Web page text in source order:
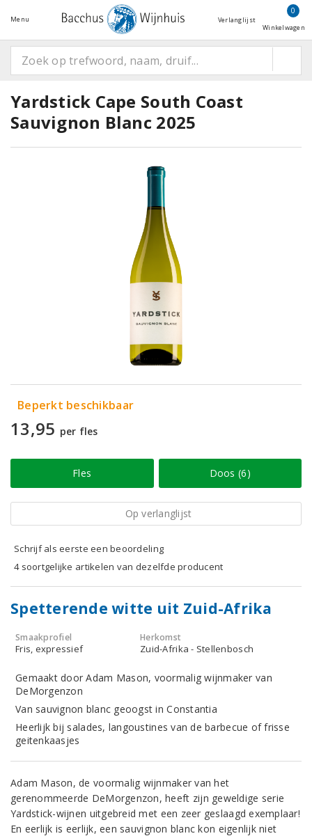
Menu Verlanglijst
0
Winkelwagen
Yardstick Cape South Coast
Sauvignon Blanc 2025
Beperkt beschikbaar
13,95 per fles
Fles Doos (6)
Op verlanglijst
Schrijf als eerste een beoordeling
4 soortgelijke artikelen van dezelfde producent
Spetterende witte uit Zuid-Afrika
Smaakprofiel
Fris, expressief
Herkomst
Zuid-Afrika - Stellenbosch
Gemaakt door Adam Mason, voormalig wijnmaker van
DeMorgenzon
Van sauvignon blanc geoogst in Constantia
Heerlijk bij salades, langoustines van de barbecue of frisse
geitenkaasjes
Adam Mason, de voormalig wijnmaker van het
gerenommeerde DeMorgenzon, heeft zijn geweldige serie
Yardstick-wijnen uitgebreid met een zeer geslaagd exemplaar!
En eerlijk is eerlijk, een sauvignon blanc kon eigenlijk niet